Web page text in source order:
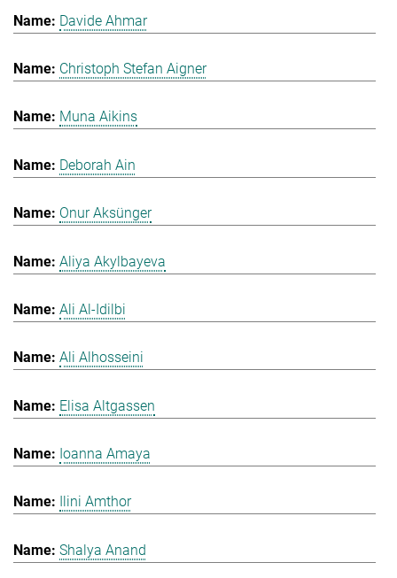
Davide Ahmar
Christoph Stefan Aigner
Muna Aikins
Deborah Ain
Onur Aksünger
Aliya Akylbayeva
Ali Al-Idilbi
Ali Alhosseini
Elisa Altgassen
Ioanna Amaya
Ilini Amthor
Shalya Anand